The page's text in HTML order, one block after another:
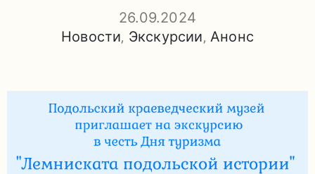
вопросы
26.09.2024
Новости‚ Экскурсии‚Анонс